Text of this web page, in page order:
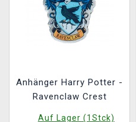
Anhänger Harry Potter -
Ravenclaw Crest
Auf Lager (1Stck)